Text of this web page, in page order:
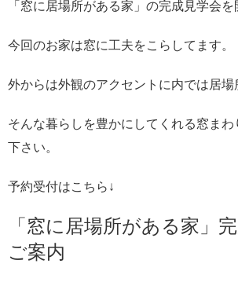
「窓に居場所がある家」の完成見学会を
今回のお家は窓に工夫をこらしてます。
外からは外観のアクセントに内では居場
そんな暮らしを豊かにしてくれる窓まわ
下さい。
予約受付はこちら↓
「窓に居場所がある家」
ご案内